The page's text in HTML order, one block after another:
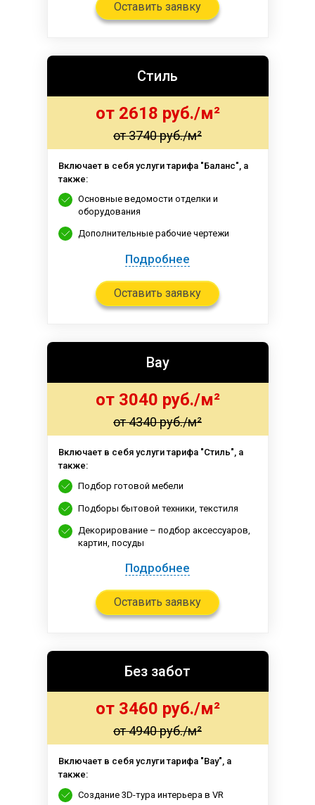
Оставить заявку
Стиль
от 2618 руб./м²
от 3740 руб./м²
Включает в себя услуги тарифа "Баланс", а
также:
Основные ведомости отделки и
оборудования
Дополнительные рабочие чертежи
Подробнее
Оставить заявку
Вау
от 3040 руб./м²
от 4340 руб./м²
Включает в себя услуги тарифа "Стиль", а
также:
Подбор готовой мебели
Подборы бытовой техники, текстиля
Декорирование – подбор аксессуаров,
картин, посуды
Подробнее
Оставить заявку
Без забот
от 3460 руб./м²
от 4940 руб./м²
Включает в себя услуги тарифа "Вау", а
также:
Создание 3D-тура интерьера в VR